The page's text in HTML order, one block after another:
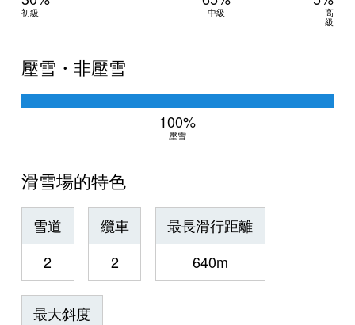
初級 中級
高
級
壓雪・非壓雪
100%
壓雪
滑雪場的特色
雪道
2
纜車
2
最長滑行距離
640m
最大斜度